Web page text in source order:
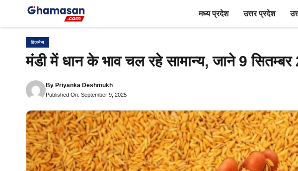
मध्य प्रदेश उत्तर प्रदेश
बिजनेस
मंडी में धान के भाव चल रहे सामान्य, जाने 9
By Priyanka Deshmukh
Published On: September 9, 2025